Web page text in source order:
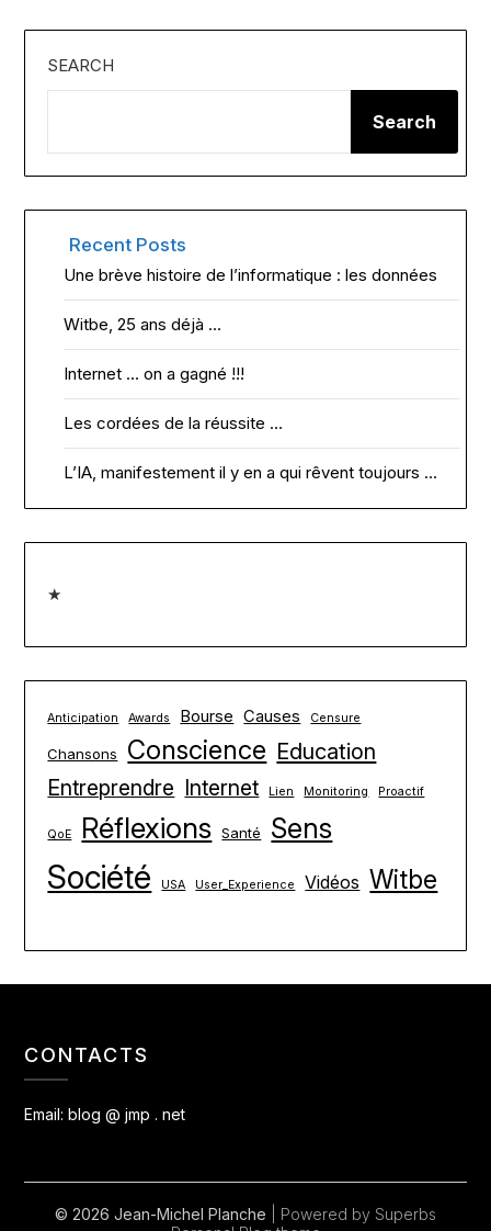
SEARCH
Search
Recent Posts
Une brève histoire de l’informatique : les données
Witbe, 25 ans déjà …
Internet … on a gagné !!!
Les cordées de la réussite …
L’IA, manifestement il y en a qui rêvent toujours …
★
Anticipation Awards Bourse Causes Censure
Chansons Conscience Education
Entreprendre
Internet Lien Monitoring Proactif
QoE Réflexions Santé Sens
Société USA User_Experience Vidéos Witbe
CONTACTS
Email: blog @ jmp . net
© 2026 Jean-Michel Planche
| Powered by Superbs